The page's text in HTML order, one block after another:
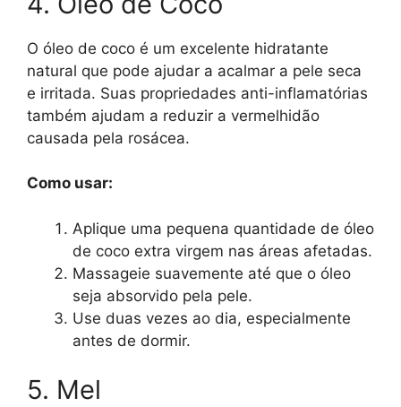
O óleo de coco é um excelente hidratante
natural que pode ajudar a acalmar a pele seca
e irritada. Suas propriedades anti-inflamatórias
também ajudam a reduzir a vermelhidão
causada pela rosácea.
Como usar:
Aplique uma pequena quantidade de óleo
de coco extra virgem nas áreas afetadas.
Massageie suavemente até que o óleo
seja absorvido pela pele.
Use duas vezes ao dia, especialmente
antes de dormir.
5. Mel